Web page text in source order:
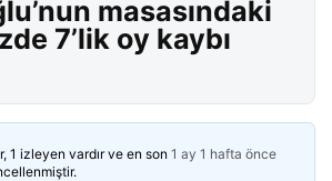
masasındaki
7’lik oy kaybı
1 izleyen vardır ve en son 1 ay 1 hafta önce